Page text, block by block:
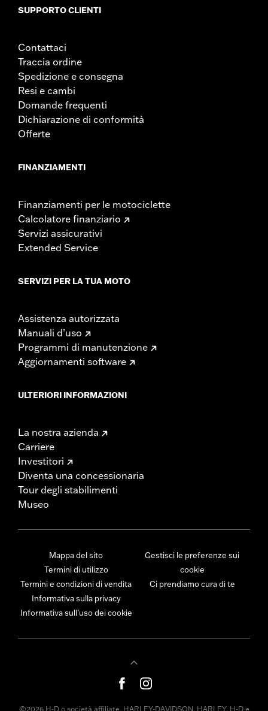
SUPPORTO CLIENTI
Contattaci
Traccia ordine
Spedizione e consegna
Resi e cambi
Domande frequenti
Dichiarazione di conformità
Offerte
FINANZIAMENTI
Finanziamenti per le motociclette
Calcolatore finanziario
Servizi assicurativi
Extended Service
SERVIZI PER LA TUA MOTO
Assistenza autorizzata
Manuali d’uso
Programmi di manutenzione
Aggiornamenti software
ULTERIORI INFORMAZIONI
La nostra azienda
Carriere
Investitori
Diventa una concessionaria
Tour degli stabilimenti
Museo
Mappa del sito
Termini di utilizzo
Termini e condizioni di vendita
Informativa sulla privacy
Informativa sull’uso dei cookie
Gestisci le preferenze sui
cookie
Ci prendiamo cura di te
©2026 H-D o società affiliate. HARLEY-DAVIDSON, HARLEY, H-D e